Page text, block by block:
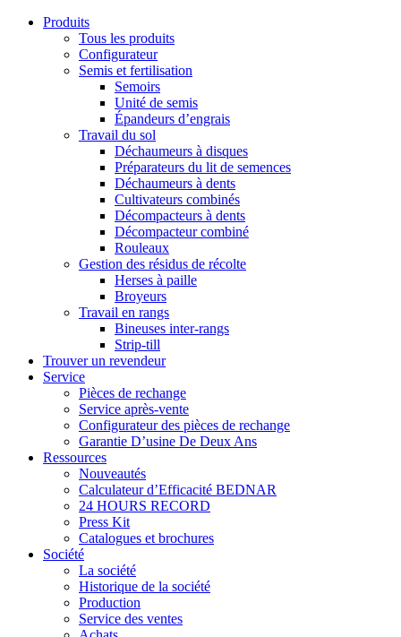
Produits
Tous les produits
Configurateur
Semis et fertilisation
Semoirs
Unité de semis
Épandeurs d’engrais
Travail du sol
Déchaumeurs à disques
Préparateurs du lit de semences
Déchaumeurs à dents
Cultivateurs combinés
Décompacteurs à dents
Décompacteur combiné
Rouleaux
Gestion des résidus de récolte
Herses à paille
Broyeurs
Travail en rangs
Bineuses inter-rangs
Strip-till
Trouver un revendeur
Service
Pièces de rechange
Service après-vente
Configurateur des pièces de rechange
Garantie D’usine De Deux Ans
Ressources
Nouveautés
Calculateur d’Efficacité BEDNAR
24 HOURS RECORD
Press Kit
Catalogues et brochures
Société
La société
Historique de la société
Production
Service des ventes